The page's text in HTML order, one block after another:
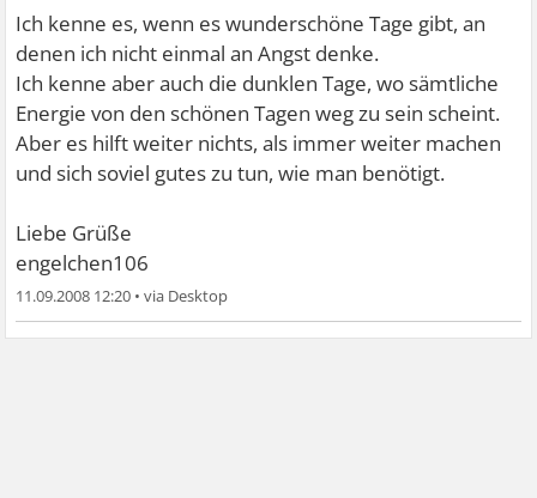
Ich kenne es, wenn es wunderschöne Tage gibt, an
denen ich nicht einmal an Angst denke.
Ich kenne aber auch die dunklen Tage, wo sämtliche
Energie von den schönen Tagen weg zu sein scheint.
Aber es hilft weiter nichts, als immer weiter machen
und sich soviel gutes zu tun, wie man benötigt.
Liebe Grüße
engelchen106
11.09.2008 12:20 •